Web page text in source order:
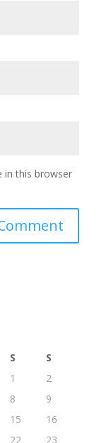
in this browser
S
S
1
2
8
9
15
16
22
23